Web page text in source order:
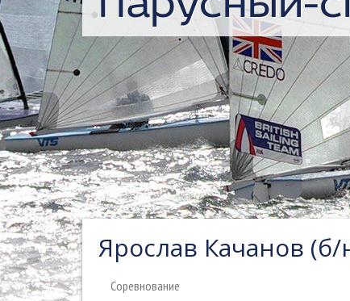
Ярослав Качанов (б/
Соревнование